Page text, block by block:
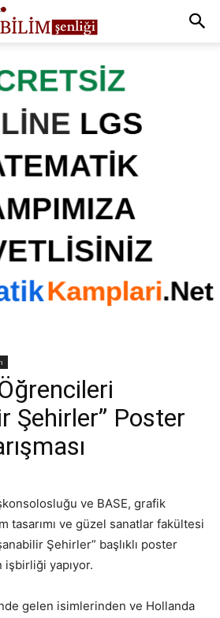
Şehirler” Poster
ve BASE, grafik
tasarımı ve güzel sanatlar fakültesi
Şehirler” başlıklı poster
işbirliği yapıyor.
gelen isimlerinden ve Hollanda